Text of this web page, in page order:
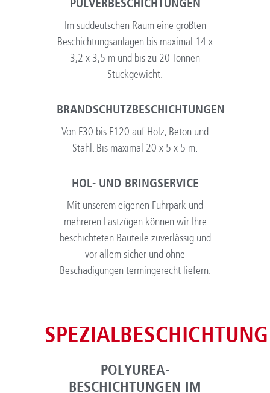
PULVERBESCHICHTUNGEN
Im süddeutschen Raum eine größten
Beschichtungsanlagen bis maximal 14 x
3,2 x 3,5 m und bis zu 20 Tonnen
Stückgewicht.
BRANDSCHUTZBESCHICHTUNGEN
Von F30 bis F120 auf Holz, Beton und
Stahl. Bis maximal 20 x 5 x 5 m.
HOL- UND BRINGSERVICE
Mit unserem eigenen Fuhrpark und
mehreren Lastzügen können wir Ihre
beschichteten Bauteile zuverlässig und
vor allem sicher und ohne
Beschädigungen termingerecht liefern.
SPEZIALBESCHICHTUNG
POLYUREA-
BESCHICHTUNGEN IM